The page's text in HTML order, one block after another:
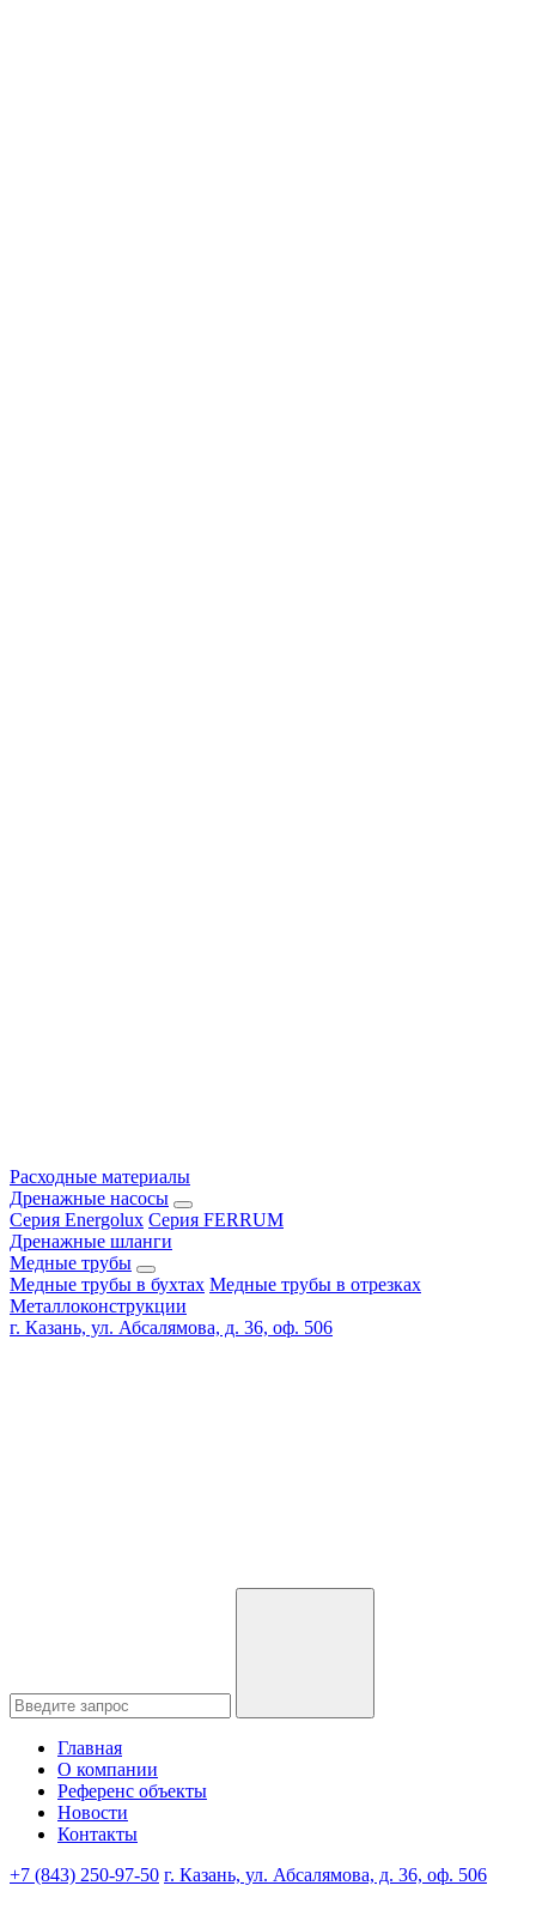
Расходные материалы
Дренажные насосы
Серия Energolux Серия FERRUM
Дренажные шланги
Медные трубы
Медные трубы в бухтах Медные трубы в отрезках
Металлоконструкции
г. Казань, ул. Абсалямова, д. 36, оф. 506
Главная
О компании
Референс объекты
Новости
Контакты
+7 (843) 250-97-50 г. Казань, ул. Абсалямова, д. 36, оф. 506